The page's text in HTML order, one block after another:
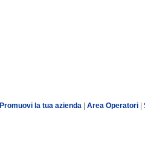
Promuovi la tua azienda Area Operatori